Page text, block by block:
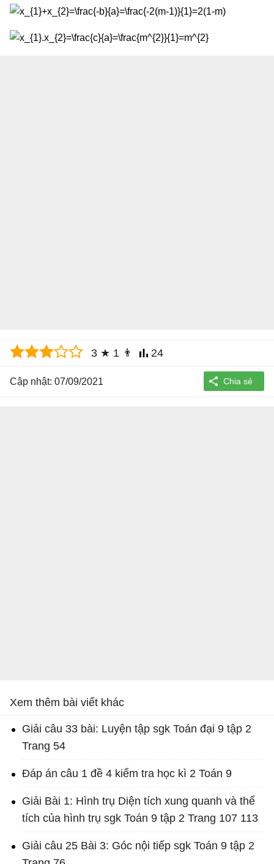
3 ★ 1 👨 24
Cập nhật: 07/09/2021
Xem thêm bài viết khác
Giải câu 33 bài: Luyện tập sgk Toán đại 9 tập 2
Trang 54
Đáp án câu 1 đề 4 kiểm tra học kì 2 Toán 9
Giải Bài 1: Hình trụ Diện tích xung quanh và thể
tích của hình trụ sgk Toán 9 tập 2 Trang 107 113
Giải câu 25 Bài 3: Góc nội tiếp sgk Toán 9 tập 2